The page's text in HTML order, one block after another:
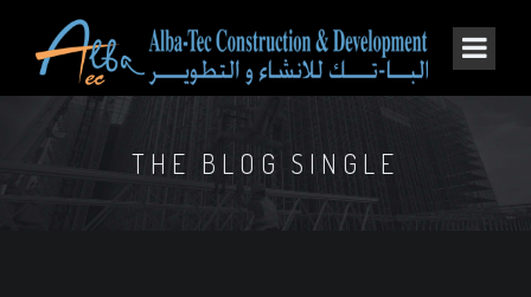
THE BLOG SINGLE